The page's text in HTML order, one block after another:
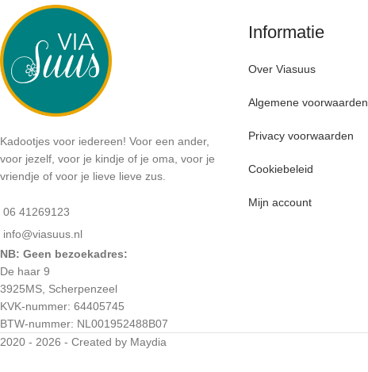
Kadootjes voor iedereen! Voor een ander,
voor jezelf, voor je kindje of je oma, voor je
vriendje of voor je lieve lieve zus.
06 41269123
info@viasuus.nl
NB: Geen bezoekadres:
De haar 9
3925MS, Scherpenzeel
KVK-nummer: 64405745
BTW-nummer: NL001952488B07
Informatie
Over Viasuus
Algemene voorwaarden
Privacy voorwaarden
Cookiebeleid
Mijn account
2020 - 2026 - Created by Maydia